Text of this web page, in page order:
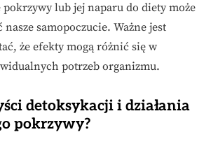
pokrzywy lub jej naparu do diety może
samopoczucie. Ważne jest
że efekty mogą różnić się w
potrzeb organizmu.
detoksykacji i działania
pokrzywy?